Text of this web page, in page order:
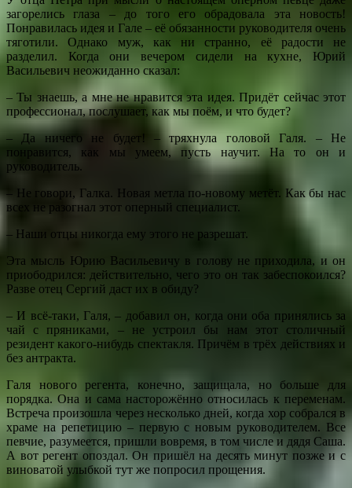
загорелись глаза – до того его обрадовала эта новость!
Понравилась идея и Гале – её обязанности руководителя очень
тяготили. Однако муж, как ни странно, её радости не
разделил. Когда они вечером сидели на кухне, Юрий
Васильевич неожиданно сказал:
– Ты знаешь, а мне не нравится эта идея. Придёт сейчас этот
профессионал, послушает, как мы поём, и что будет?
– Да ничего не будет! – тряхнула головой Галя. – Не
понравится, как мы умеем, пусть научит. На то он и
руководитель.
– Не говори, Галка. Новая метла по-новому метёт. Как бы нас
всех не разогнал этот оперный специалист.
– Наши отцы никогда ему этого не разрешат.
Эта мысль Юрию Васильевичу в голову не приходила, и он
приободрился: действительно, чего это он так забеспокоился?
Разве отец Сергий даст их в обиду?
– И всё-таки, Галя, – добавил он, когда они оба принялись за
чай с пряниками, – не устроил бы нам этот столичный
резидент какого-нибудь спектакля. Причём в трёх действиях и
без антракта.
Галя нового регента, конечно, защищала, но больше для
порядка. Она и сама насторожённо относилась к переменам.
Встреча произошла через несколько дней, когда хор собрался в
храме на репетицию – первую с новым руководителем. Все
певчие, разумеется, пришли вовремя, в том числе и дядя Саша.
А вот регент опоздал. Он пришёл на десять минут позже и с
виноватой улыбкой тут же попросил прощения.